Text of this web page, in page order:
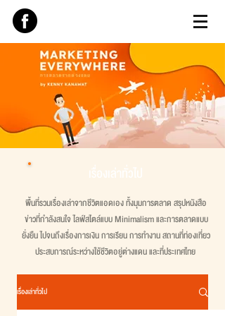
พื้นที่รวมเรื่องเล่าจากชีวิตแอดเอง ทั้งมุมการตลาด สรุปหนังสือ
ข่าวที่กำลังสนใจ ไลฟ์สไตล์แบบ Minimalism และการตลาดแบบ
ยั่งยืน ไปจนถึงเรื่องการเงิน การเรียน การทำงาน สถานที่ท่องเที่ยว
ประสบการณ์ระหว่างใช้ชีวิตอยู่ต่างแดน และที่ประเทศไทย
เรื่องเล่าทั่วไป